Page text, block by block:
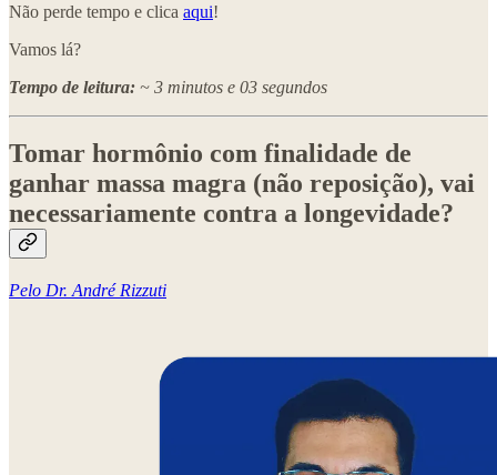
Não perde tempo e clica aqui!
Vamos lá?
Tempo de leitura: ~ 3 minutos e 03 segundos
Tomar hormônio com finalidade de
ganhar massa magra (não reposição), vai
necessariamente contra a longevidade?
Pelo Dr. André Rizzuti